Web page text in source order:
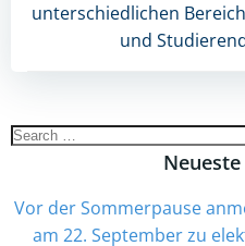
unterschiedlichen
und
Search
Vor der Sommerpause
am 22. September zu